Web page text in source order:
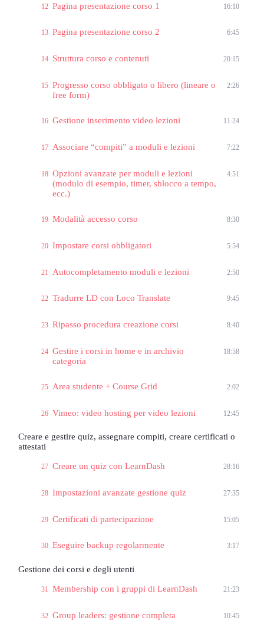
12 Pagina presentazione corso 1 16:10
13 Pagina presentazione corso 2 6:45
14 Struttura corso e contenuti 20:15
15 Progresso corso obbligato o libero (lineare o
free form)
2:26
16 Gestione inserimento video lezioni 11:24
17 Associare “compiti” a moduli e lezioni 7:22
18 Opzioni avanzate per moduli e lezioni
(modulo di esempio, timer, sblocco a tempo,
ecc.)
4:51
19 Modalità accesso corso 8:30
20 Impostare corsi obbligatori 5:54
21 Autocompletamento moduli e lezioni 2:50
22 Tradurre LD con Loco Translate 9:45
23 Ripasso procedura creazione corsi 8:40
24 Gestire i corsi in home e in archivio
categoria
18:58
25 Area studente + Course Grid 2:02
26 Vimeo: video hosting per video lezioni 12:45
Creare e gestire quiz, assegnare compiti, creare certificati o
attestati
27 Creare un quiz con LearnDash 28:16
28 Impostazioni avanzate gestione quiz 27:35
29 Certificati di partecipazione 15:05
30 Eseguire backup regolarmente 3:17
Gestione dei corsi e degli utenti
31 Membership con i gruppi di LearnDash 21:23
32 Group leaders: gestione completa 10:45